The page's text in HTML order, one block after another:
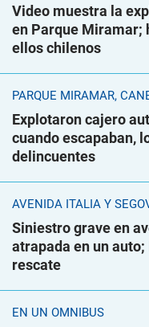
Video muestra la
en Parque Miramar;
ellos chilenos
PARQUE MIRAMAR,
Explotaron cajero
cuando escapaban,
delincuentes
AVENIDA ITALIA Y
Siniestro grave en
atrapada en un
rescate
EN UN ÓMNIBUS